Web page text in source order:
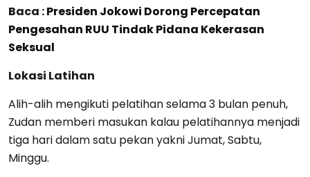
Baca :Presiden Jokowi Dorong Percepatan
Pengesahan RUU Tindak Pidana Kekerasan
Seksual
Lokasi Latihan
Alih-alih mengikuti pelatihan selama 3 bulan penuh,
Zudan memberi masukan kalau pelatihannya menjadi
tiga hari dalam satu pekan yakni Jumat, Sabtu,
Minggu.